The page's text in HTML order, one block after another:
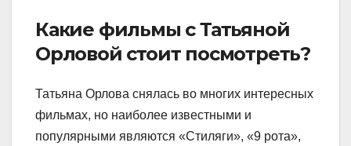
Какие фильмы с Татьяной
Орловой стоит посмотреть?
Татьяна Орлова снялась во многих интересных
фильмах, но наиболее известными и
популярными являются «Стиляги», «9 рота»,